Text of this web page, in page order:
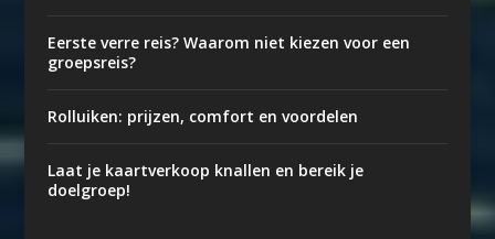
Eerste verre reis? Waarom niet kiezen voor een
groepsreis?
Rolluiken: prijzen, comfort en voordelen
Laat je kaartverkoop knallen en bereik je
doelgroep!